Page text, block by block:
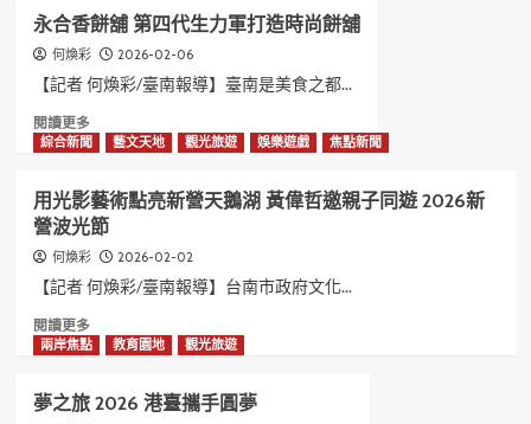
場
變
身
打
地
圖
超
萌
菜
奇
鴨
鹽
水
蜂
炮
動
整
完
成
永合香餅舖 第四代生力軍打造時尚餅舖
何煥彩 2026-02-06
【記者 何煥彩/臺南報導】臺南是美食之都...
閱讀更多Read
more
永
合
香
餅
舖
第
四
代
軍
綜合新聞 藝文天地 觀光旅遊 娛樂遊戲 焦點新聞
用光影藝術點亮新營天鵝湖 黃偉哲邀親子同遊 2026新
營波光節
何煥彩 2026-02-02
【記者 何煥彩/臺南報導】台南市政府文化...
閱讀更多Read
more
光
兩岸焦點 教育園地 觀光旅遊
夢之旅 2026 港臺攜手圓夢